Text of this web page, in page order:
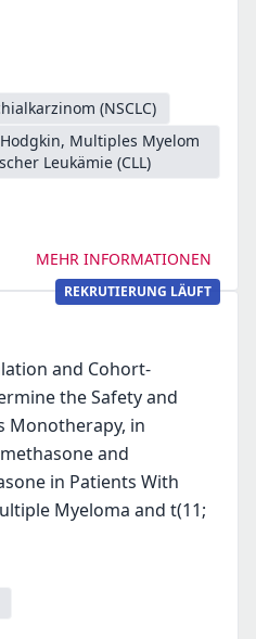
(NSCLC)
Multiples Myelom
Leukämie (CLL)
MEHR INFORMATIONEN
REKRUTIERUNG LÄUFT
and Cohort-
the Safety and
Monotherapy, in
and
in Patients With
Myeloma and t(11;